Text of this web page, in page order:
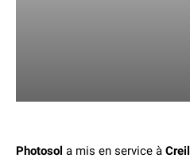
Photosol a mis en service à Creil